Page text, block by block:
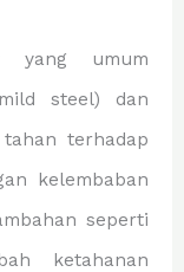
yang umum
steel) dan
terhadap
kelembaban
seperti
ketahanan